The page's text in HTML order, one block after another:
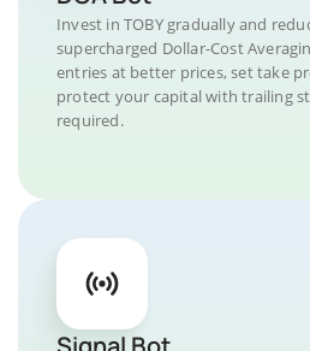
Invest in TOBY gradually and
supercharged Dollar-Cost
entries at better prices, set take
protect your capital with trailing
required.